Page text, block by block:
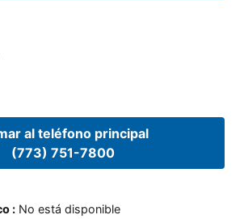
al teléfono principal
(773) 751-7800
: No está disponible